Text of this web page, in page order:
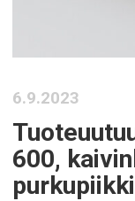
6.9.2023
600,
purkupiikki